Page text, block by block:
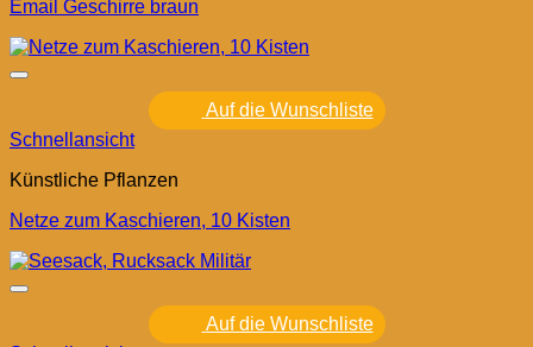
Email Geschirre braun
Auf die Wunschliste
Schnellansicht
Künstliche Pflanzen
Netze zum Kaschieren, 10 Kisten
Auf die Wunschliste